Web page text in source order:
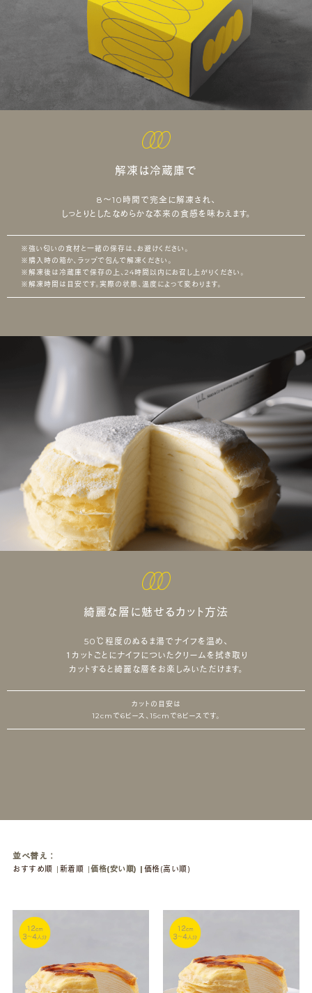
解凍は冷蔵庫で
8～10時間で完全に解凍され、
しっとりとしたなめらかな本来の食感を味わえます。
※強い匂いの食材と一緒の保存は、お避けください。
※購入時の箱か、ラップで包んで解凍ください。
※解凍後は冷蔵庫で保存の上、24時間以内にお召し上がりください。
※解凍時間は目安です。実際の状態、温度によって変わります。
綺麗な層に魅せるカット方法
50℃程度のぬるま湯でナイフを温め、
１カットごとにナイフについたクリームを拭き取り
カットすると綺麗な層をお楽しみいただけます。
カットの目安は
12cmで6ピース、15cmで8ピースです。
並べ替え：
おすすめ順 新着順 価格(安い順) 価格(高い順)